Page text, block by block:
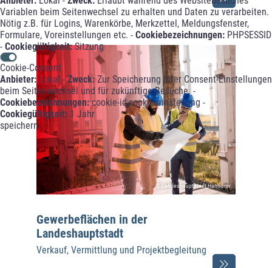
Variablen beim Seitenwechsel zu erhalten und Daten zu verarbeiten.
Nötig z.B. für Logins, Warenkörbe, Merkzettel, Meldungsfenster,
Formulare, Voreinstellungen etc. - Cookiebezeichnungen: PHPSESSID
- Cookiegültigkeit:Sitzung
Cookie-Consent
Anbieter:Lokal -Zweck:Zur Speicherung Ihrer Consent-Einstellungen
beim Seitenwechsel und für zukünftige Besuche. -
Cookiebezeichnungen:cookie-id;cookie-einstellung -
Cookiegültigkeit: 1 Jahr
speichern
© Landeshauptstadt Hannover
Gewerbeflächen in der
Landeshauptstadt
Verkauf, Vermittlung und Projektbegleitung